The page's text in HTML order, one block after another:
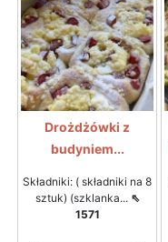
Drożdżówki z
budyniem...
Składniki: ( składniki na 8
sztuk) (szklanka... ⇖
1571